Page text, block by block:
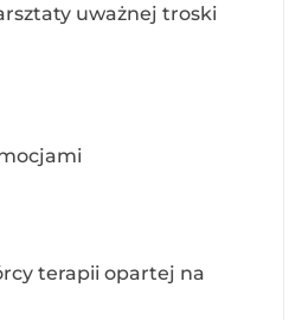
uważnej troski
terapii opartej na